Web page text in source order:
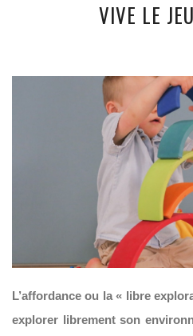
VIVE LE
L’affordance ou la « libre
explorer librement son